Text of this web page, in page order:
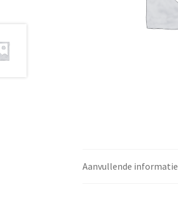
Aanvullende informatie